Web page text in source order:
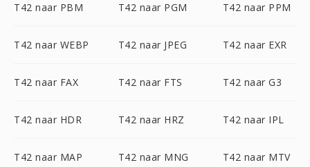
T42 naar PBM T42 naar PGM T42 naar PPM
T42 naar WEBP T42 naar JPEG T42 naar EXR
T42 naar FAX T42 naar FTS T42 naar G3
T42 naar HDR T42 naar HRZ T42 naar IPL
T42 naar MAP T42 naar MNG T42 naar MTV